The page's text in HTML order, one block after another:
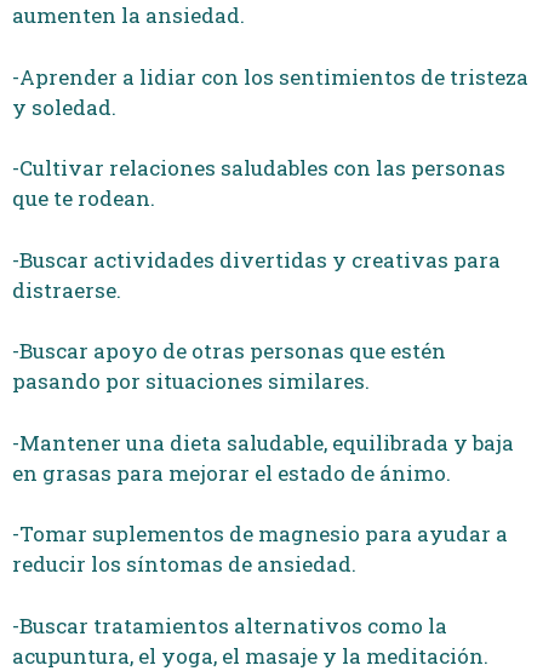
aumenten la ansiedad.
-Aprender a lidiar con los sentimientos de tristeza
y soledad.
-Cultivar relaciones saludables con las personas
que te rodean.
-Buscar actividades divertidas y creativas para
distraerse.
-Buscar apoyo de otras personas que estén
pasando por situaciones similares.
-Mantener una dieta saludable, equilibrada y baja
en grasas para mejorar el estado de ánimo.
-Tomar suplementos de magnesio para ayudar a
reducir los síntomas de ansiedad.
-Buscar tratamientos alternativos como la
acupuntura, el yoga, el masaje y la meditación.